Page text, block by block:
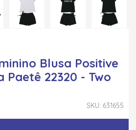
Blusa Positive
Paetê 22320 - Two
SKU: 631655